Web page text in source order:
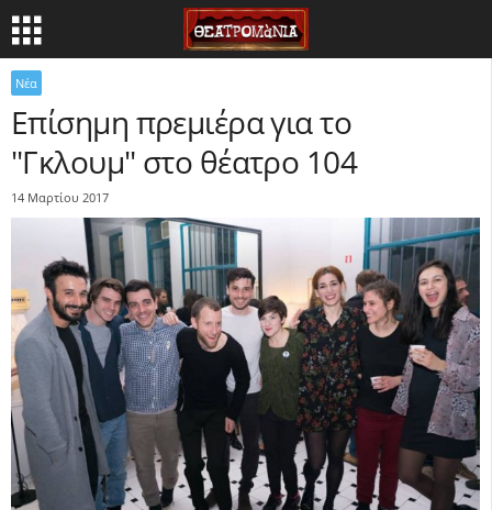
Νέα
Επίσημη πρεμιέρα για το
"Γκλουμ" στο θέατρο 104
14 Μαρτίου 2017